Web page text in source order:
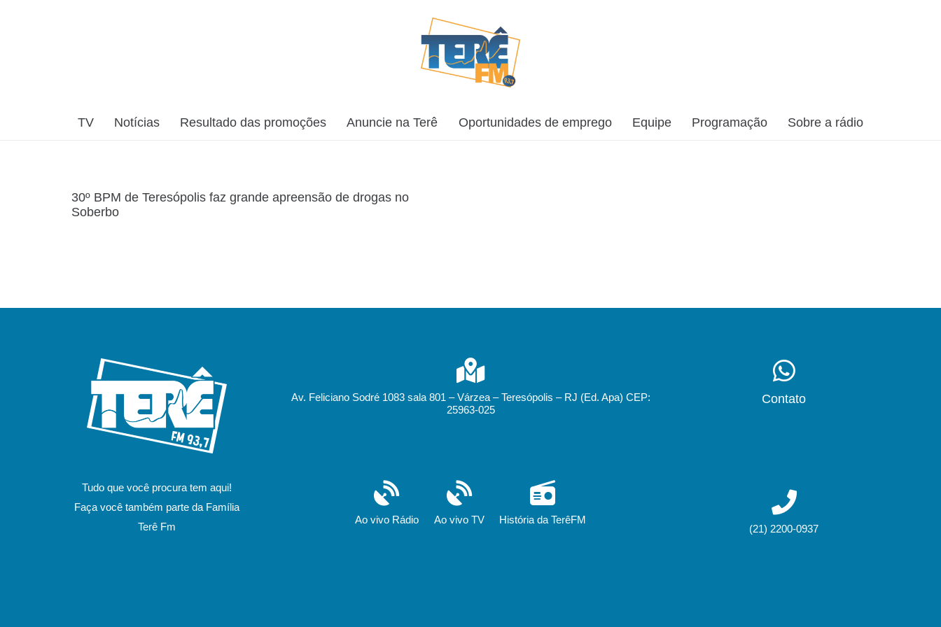
TV Notícias Resultado das promoções Anuncie na Terê Oportunidades de emprego Equipe Programação Sobre a rádio
30º BPM de Teresópolis faz grande apreensão de drogas no
Soberbo
Tudo que você procura tem aqui!
Faça você também parte da Família
Terê Fm
Av. Feliciano Sodré 1083 sala 801 – Várzea – Teresópolis – RJ (Ed. Apa) CEP:
25963-025
Ao vivo Rádio Ao vivo TV História da TerêFM
Contato
(21) 2200-0937